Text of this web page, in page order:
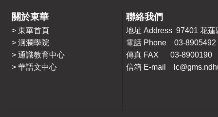
關於東華
> 東華首頁
> 洄瀾學院
> 通識教育中心
> 華語文中心
聯絡我們
地址 Address 97401 花蓮
電話 Phone 03-8905492
傳真 FAX 03-8900190
信箱 E-mail